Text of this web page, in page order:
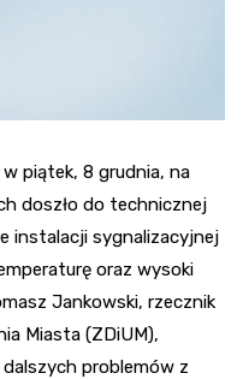
piątek, 8 grudnia, na
doszło do technicznej
instalacji sygnalizacyjnej
oraz wysoki
Jankowski, rzecznik
Miasta (ZDiUM),
problemów z